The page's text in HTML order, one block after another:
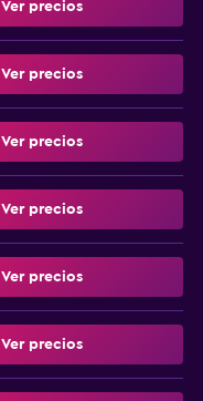
Ver precios
Ver precios
Ver precios
Ver precios
Ver precios
Ver precios